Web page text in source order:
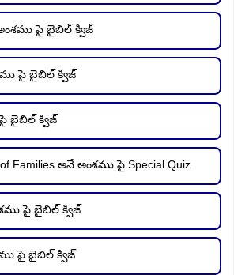
పై బైబిల్ క్విజ్
పై బైబిల్ క్విజ్
బైబిల్ క్విజ్
Families అనే అంశము పై Special Quiz
పై బైబిల్ క్విజ్
పై బైబిల్ క్విజ్